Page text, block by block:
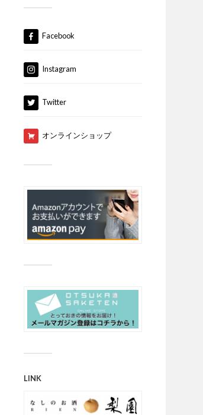
Facebook
Instagram
Twitter
オンラインショップ
LINK